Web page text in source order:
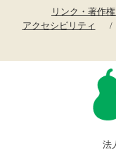
リンク・著作
アクセシビリティ
法